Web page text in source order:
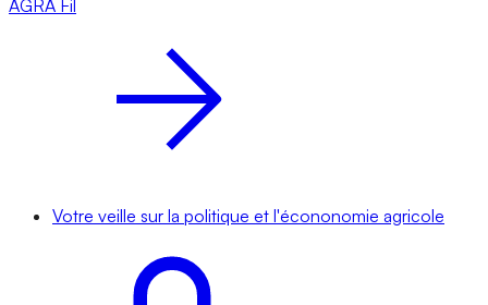
AGRA Fil
Votre veille sur la politique et l'écononomie agricole